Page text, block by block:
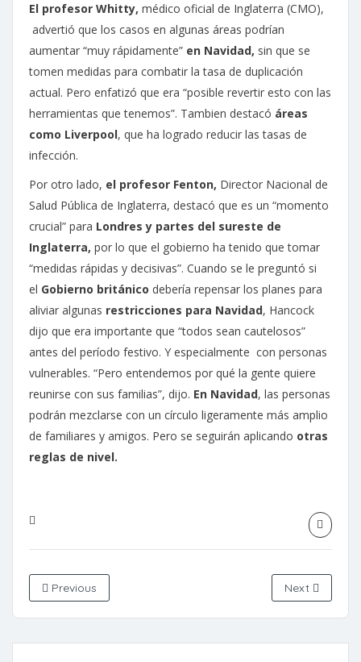
El profesor Whitty, médico oficial de Inglaterra (CMO),
advertió que los casos en algunas áreas podrían
aumentar “muy rápidamente” en Navidad, sin que se
tomen medidas para combatir la tasa de duplicación
actual. Pero enfatizó que era “posible revertir esto con las
herramientas que tenemos”. Tambien destacó áreas
como Liverpool, que ha logrado reducir las tasas de
infección.
Por otro lado, el profesor Fenton, Director Nacional de
Salud Pública de Inglaterra, destacó que es un “momento
crucial” para Londres y partes del sureste de
Inglaterra, por lo que el gobierno ha tenido que tomar
“medidas rápidas y decisivas”. Cuando se le preguntó si
el Gobierno británico debería repensar los planes para
aliviar algunas restricciones para Navidad, Hancock
dijo que era importante que “todos sean cautelosos”
antes del período festivo. Y especialmente con personas
vulnerables. “Pero entendemos por qué la gente quiere
reunirse con sus familias”, dijo. En Navidad, las personas
podrán mezclarse con un círculo ligeramente más amplio
de familiares y amigos. Pero se seguirán aplicando otras
reglas de nivel.
Previous Next